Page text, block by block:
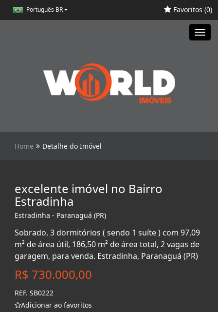
Português BR Favoritos (0)
Home Detalhe do Imóvel
excelente imóvel no Bairro
Estradinha
Estradinha - Paranaguá (PR)
Sobrado, 3 dormitórios ( sendo 1 suíte ) com 97,09
m² de área útil, 186,50 m² de área total, 2 vagas de
garagem, para venda. Estradinha, Paranaguá (PR)
R$ 730.000,00
REF. SB0222
Adicionar ao favoritos